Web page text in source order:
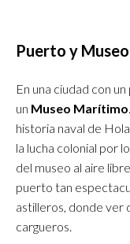
Puerto y
En una ciudad con
un Museo Marítimo
historia naval de
la lucha colonial por
del museo al aire
puerto tan
astilleros, donde ver
cargueros.